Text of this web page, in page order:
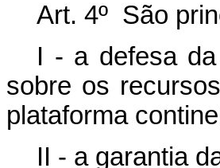
Art. 4º São
I - a defesa
sobre os
plataforma
II - a garantia